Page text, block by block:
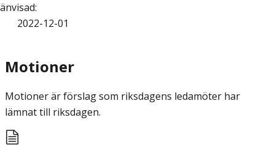
:
2022-12-01
Motioner
Motioner är förslag som riksdagens ledamöter har
lämnat till riksdagen.